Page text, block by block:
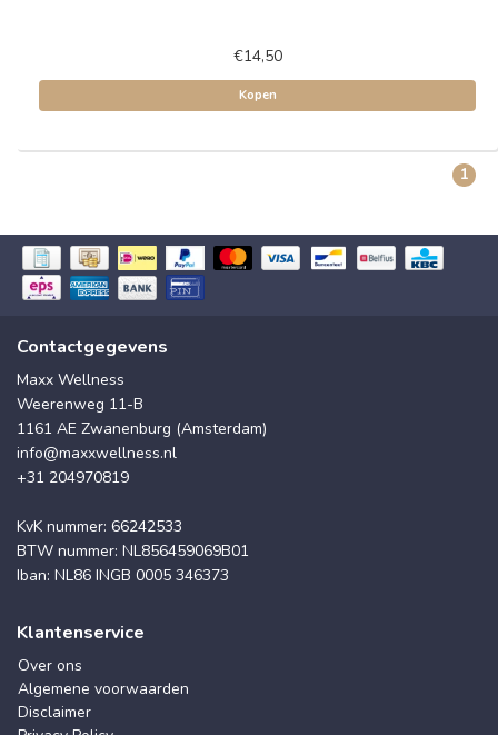
€14,50
Kopen
1
Contactgegevens
Maxx Wellness
Weerenweg 11-B
1161 AE Zwanenburg (Amsterdam)
info@maxxwellness.nl
+31 204970819
KvK nummer: 66242533
BTW nummer: NL856459069B01
Iban: NL86 INGB 0005 346373
Klantenservice
Over ons
Algemene voorwaarden
Disclaimer